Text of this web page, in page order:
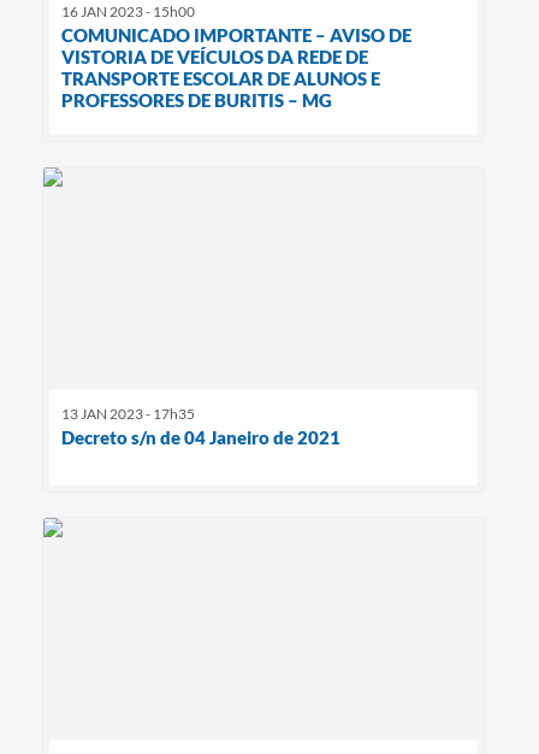
16 JAN 2023 - 15h00
COMUNICADO IMPORTANTE – AVISO DE
VISTORIA DE VEÍCULOS DA REDE DE
TRANSPORTE ESCOLAR DE ALUNOS E
PROFESSORES DE BURITIS – MG
13 JAN 2023 - 17h35
Decreto s/n de 04 Janeiro de 2021